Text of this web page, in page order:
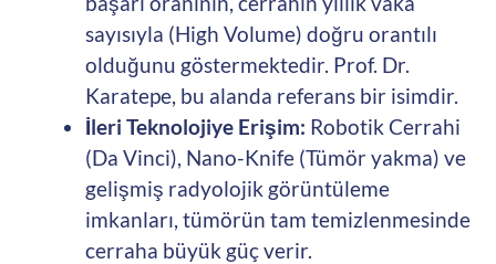
sayısıyla (High Volume) doğru orantılı
olduğunu göstermektedir. Prof. Dr.
Karatepe, bu alanda referans bir isimdir.
İleri Teknolojiye Erişim: Robotik Cerrahi
(Da Vinci), Nano-Knife (Tümör yakma) ve
gelişmiş radyolojik görüntüleme
imkanları, tümörün tam temizlenmesinde
cerraha büyük güç verir.